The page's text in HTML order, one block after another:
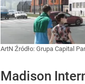
ArtN Źródło: Grupa Capital
Madison